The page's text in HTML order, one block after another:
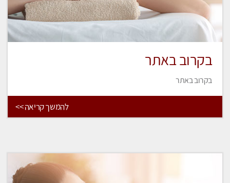
בקרוב באתר
בקרוב באתר
להמשך קריאה >>